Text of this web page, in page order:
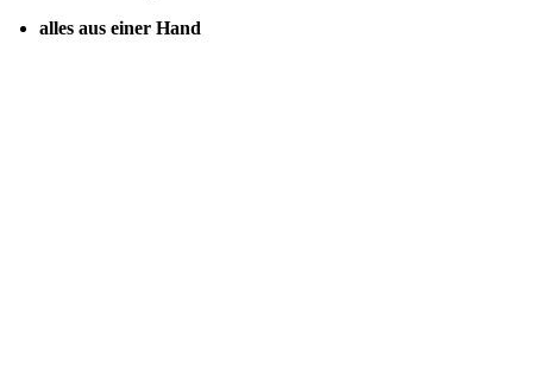
alles aus einer Hand